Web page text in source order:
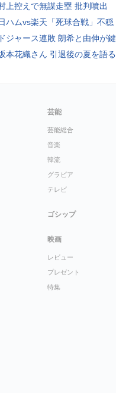
上控えで無謀走塁 批判噴出
ハムvs楽天「死球合戦」不穏
ドジャース連敗 朗希と由伸が鍵
本花織さん 引退後の夏を語る
芸能
芸能総合
音楽
韓流
グラビア
テレビ
ゴシップ
映画
レビュー
プレゼント
特集